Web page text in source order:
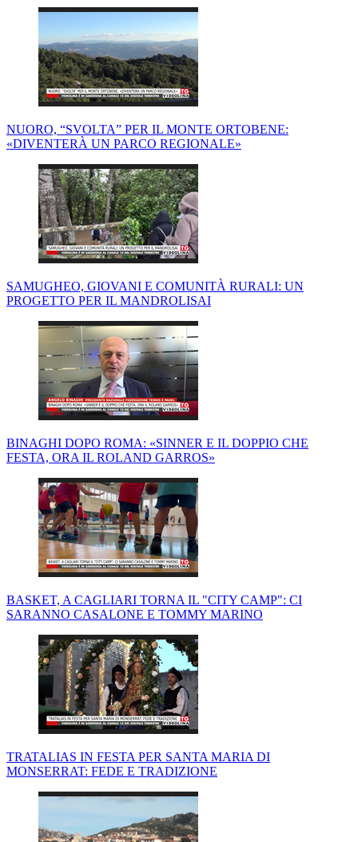
NUORO, “SVOLTA” PER IL MONTE ORTOBENE:
«DIVENTERÀ UN PARCO REGIONALE»
SAMUGHEO, GIOVANI E COMUNITÀ RURALI: UN
PROGETTO PER IL MANDROLISAI
BINAGHI DOPO ROMA: «SINNER E IL DOPPIO CHE
FESTA, ORA IL ROLAND GARROS»
BASKET, A CAGLIARI TORNA IL "CITY CAMP": CI
SARANNO CASALONE E TOMMY MARINO
TRATALIAS IN FESTA PER SANTA MARIA DI
MONSERRAT: FEDE E TRADIZIONE